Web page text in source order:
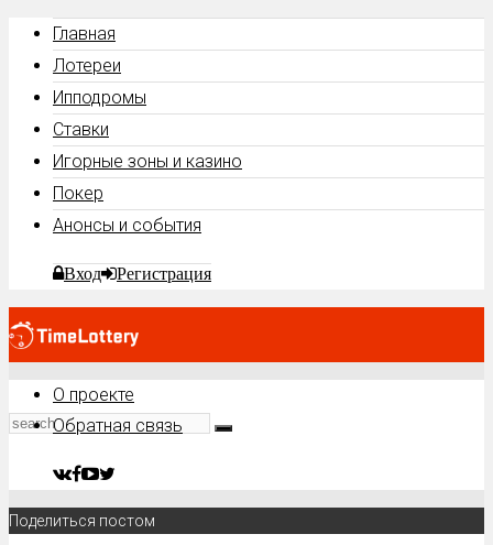
Главная
Лотереи
Ипподромы
Ставки
Игорные зоны и казино
Покер
Анонсы и события
Вход Регистрация
О проекте
Обратная связь
Поделиться постом